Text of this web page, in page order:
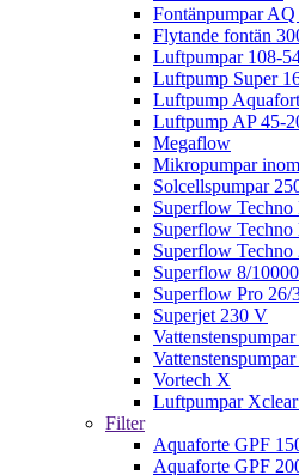
Fontänpumpar
Flytande fontän
Luftpumpar 108-
Luftpump Super
Luftpump
Luftpump AP 45-
Megaflow
Mikropumpar
Solcellspumpar
Superflow Techno
Superflow Techno
Superflow
Superflow 8/
Superflow Pro 26/
Superjet 230 V
Vortech X
Luftpumpar
Filter
Aquaforte GPF
Aquaforte GPF